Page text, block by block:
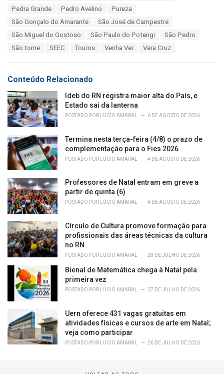
Pedra Grande
Pedro Avelino
Pureza
São Gonçalo do Amarante
São José de Campestre
São Miguel do Gostoso
São Paulo do Potengi
São Pedro
São tome
SEEC Touros Venha Ver Vera Cruz
Conteúdo Relacionado
Ideb do RN registra maior alta do País, e
Estado sai da lanterna
POSTADO POR LÚCIO AMARAL 6 DE AGOSTO DE 2026
Termina nesta terça-feira (4/8) o prazo de
complementação para o Fies 2026
POSTADO POR LÚCIO AMARAL 4 DE AGOSTO DE 2026
Professores de Natal entram em greve a
partir de quinta (6)
POSTADO POR LÚCIO AMARAL 4 DE AGOSTO DE 2026
Círculo de Cultura promove formação para
profissionais das áreas técnicas da cultura
no RN
POSTADO POR LÚCIO AMARAL 28 DE JULHO DE 2026
Bienal de Matemática chega à Natal pela
primeira vez
POSTADO POR LÚCIO AMARAL 27 DE JULHO DE 2026
Uern oferece 431 vagas gratuitas em
atividades físicas e cursos de arte em Natal;
veja como participar
POSTADO POR LÚCIO AMARAL 26 DE JULHO DE 2026